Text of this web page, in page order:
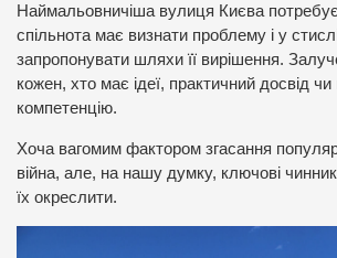
Наймальовничіша вулиця Києва
спільнота має визнати проблему і у
запропонувати шляхи її вирішення.
кожен, хто має ідеї, практичний досвід чи
компетенцію.
Хоча вагомим фактором згасання
війна, але, на нашу думку, ключові
їх окреслити.